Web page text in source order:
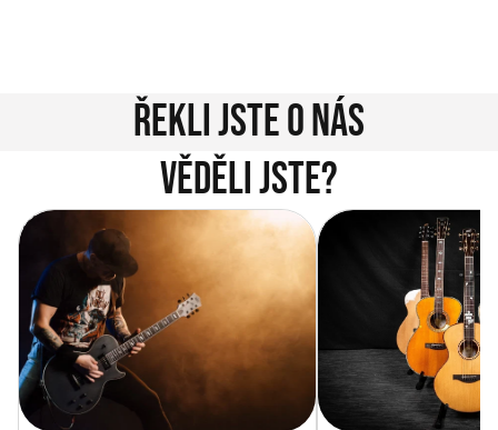
Řekli jste o nás
Věděli jste?
Vítejte na novém e-shopu Music
City
Jak vybrat